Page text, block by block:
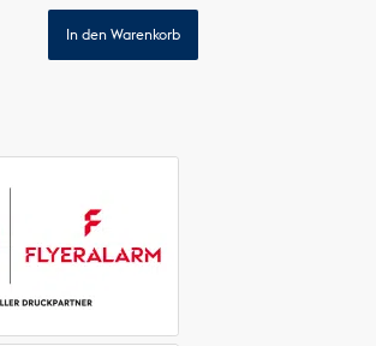
In den Warenkorb